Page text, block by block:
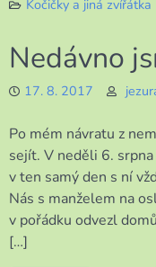
Kočičky a jiná zvířátka
Nedávno
17. 8. 2017
Po mém návratu z
sejít. V neděli 6.
v ten samý den s ní
Nás s manželem na
v pořádku odvezl
[…]